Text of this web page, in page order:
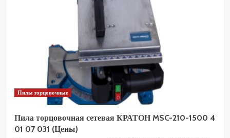
HANSKONNER
platinum,бесщеточная
Пилы торцовочные
Пила торцовочная сетевая КРАТОН MSC-210-1500 4
01 07 031 (Цены)